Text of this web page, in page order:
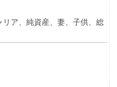
ア、純資産、妻、子供、総